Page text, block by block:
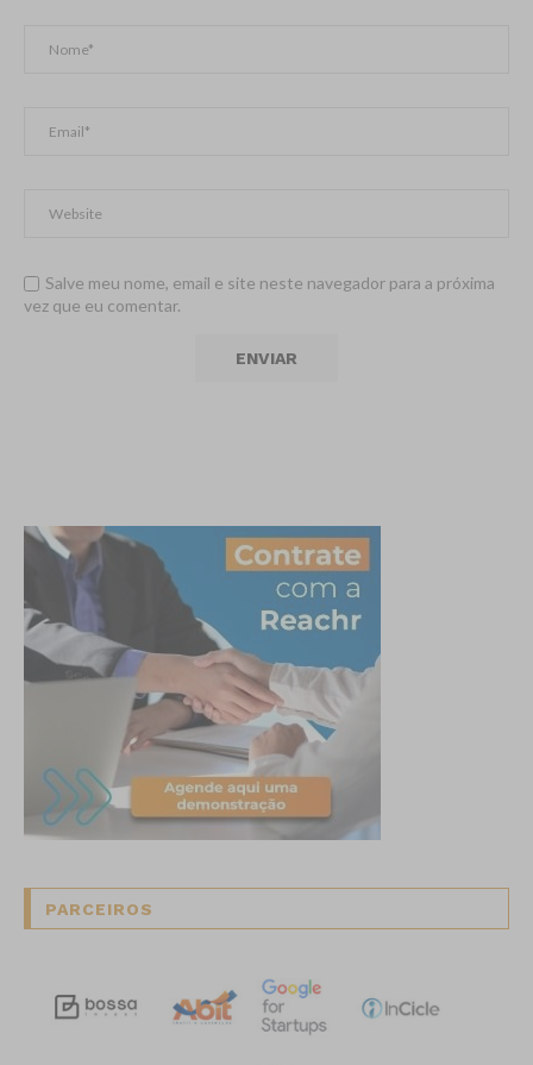
Salve meu nome, email e site neste navegador para a próxima
vez que eu comentar.
PARCEIROS